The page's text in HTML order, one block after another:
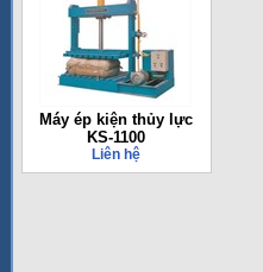
Máy ép kiện thủy lực
KS-1100
Liên hệ